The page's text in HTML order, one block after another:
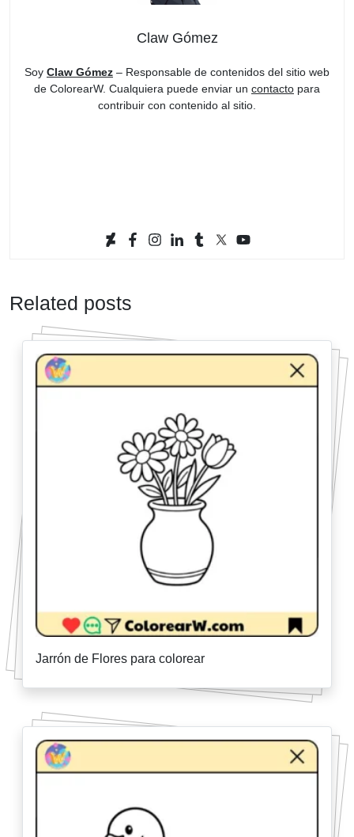
Claw Gómez
Soy Claw Gómez – Responsable de contenidos del sitio web
de ColorearW. Cualquiera puede enviar un contacto para
contribuir con contenido al sitio.
Related posts
Jarrón de Flores para colorear